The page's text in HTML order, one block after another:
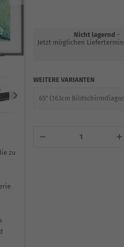
zu
WEITERE VARIANTEN
Nicht lagernd -
Jetzt möglichen Liefertermin